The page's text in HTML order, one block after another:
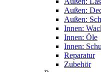
Außen:
Außen:
Innen:
Innen: Öle
Innen:
Reparatur
Zubehör